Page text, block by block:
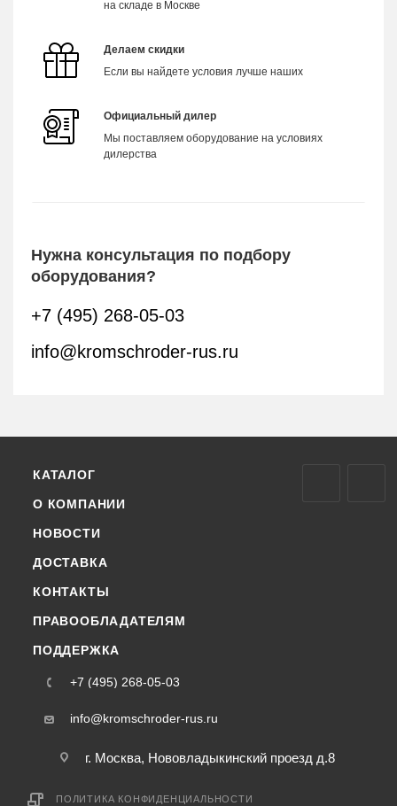
на складе в Москве
Делаем скидки
Если вы найдете условия лучше наших
Официальный дилер
Мы поставляем оборудование на условиях
дилерства
Нужна консультация по подбору
оборудования?
+7 (495) 268-05-03
info@kromschroder-rus.ru
КАТАЛОГ
О КОМПАНИИ
НОВОСТИ
ДОСТАВКА
КОНТАКТЫ
ПРАВООБЛАДАТЕЛЯМ
ПОДДЕРЖКА
+7 (495) 268-05-03
info@kromschroder-rus.ru
г. Москва, Нововладыкинский проезд д.8
ПОЛИТИКА КОНФИДЕНЦИАЛЬНОСТИ